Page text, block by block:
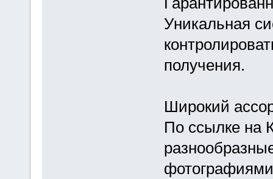
Уникальная
получения.
Широкий
По ссылке на